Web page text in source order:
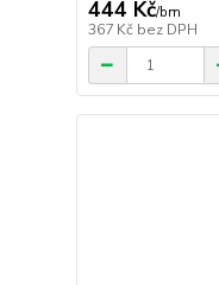
444 Kč/bm
367 Kč bez DPH